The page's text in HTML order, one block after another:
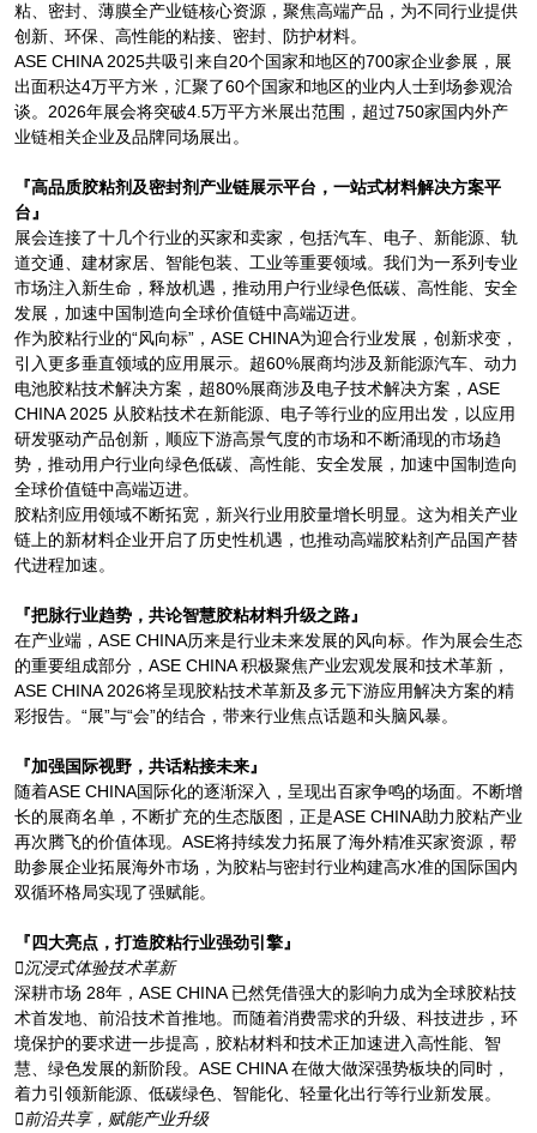
粘、密封、薄膜全产业链核心资源，聚焦高端产品，为不同行业提供
创新、环保、高性能的粘接、密封、防护材料。
ASE CHINA 2025共吸引来自20个国家和地区的700家企业参展，展
出面积达4万平方米，汇聚了60个国家和地区的业内人士到场参观洽
谈。2026年展会将突破4.5万平方米展出范围，超过750家国内外产
业链相关企业及品牌同场展出。
『高品质胶粘剂及密封剂产业链展示平台，一站式材料解决方案平
台』
展会连接了十几个行业的买家和卖家，包括汽车、电子、新能源、轨
道交通、建材家居、智能包装、工业等重要领域。我们为一系列专业
市场注入新生命，释放机遇，推动用户行业绿色低碳、高性能、安全
发展，加速中国制造向全球价值链中高端迈进。
作为胶粘行业的“风向标”，ASE CHINA为迎合行业发展，创新求变，
引入更多垂直领域的应用展示。超60%展商均涉及新能源汽车、动力
电池胶粘技术解决方案，超80%展商涉及电子技术解决方案，ASE
CHINA 2025 从胶粘技术在新能源、电子等行业的应用出发，以应用
研发驱动产品创新，顺应下游高景气度的市场和不断涌现的市场趋
势，推动用户行业向绿色低碳、高性能、安全发展，加速中国制造向
全球价值链中高端迈进。
胶粘剂应用领域不断拓宽，新兴行业用胶量增长明显。这为相关产业
链上的新材料企业开启了历史性机遇，也推动高端胶粘剂产品国产替
代进程加速。
『把脉行业趋势，共论智慧胶粘材料升级之路』
在产业端，ASE CHINA历来是行业未来发展的风向标。作为展会生态
的重要组成部分，ASE CHINA 积极聚焦产业宏观发展和技术革新，
ASE CHINA 2026将呈现胶粘技术革新及多元下游应用解决方案的精
彩报告。“展”与“会”的结合，带来行业焦点话题和头脑风暴。
『加强国际视野，共话粘接未来』
随着ASE CHINA国际化的逐渐深入，呈现出百家争鸣的场面。不断增
长的展商名单，不断扩充的生态版图，正是ASE CHINA助力胶粘产业
再次腾飞的价值体现。ASE将持续发力拓展了海外精准买家资源，帮
助参展企业拓展海外市场，为胶粘与密封行业构建高水准的国际国内
双循环格局实现了强赋能。
『四大亮点，打造胶粘行业强劲引擎』
沉浸式体验技术革新
深耕市场 28年，ASE CHINA 已然凭借强大的影响力成为全球胶粘技
术首发地、前沿技术首推地。而随着消费需求的升级、科技进步，环
境保护的要求进一步提高，胶粘材料和技术正加速进入高性能、智
慧、绿色发展的新阶段。ASE CHINA 在做大做深强势板块的同时，
着力引领新能源、低碳绿色、智能化、轻量化出行等行业新发展。
前沿共享，赋能产业升级